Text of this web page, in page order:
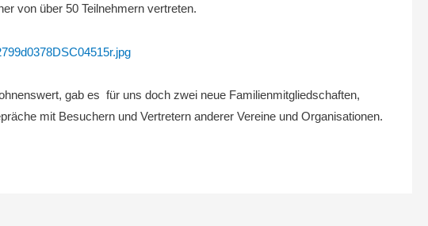
von über 50 Teilnehmern vertreten.
gab es für uns doch zwei neue Familienmitgliedschaften,
mit Besuchern und Vertretern anderer Vereine und Organisationen.